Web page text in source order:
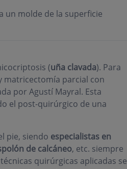
un molde de la superficie
(uña clavada). Para
matricectomía parcial con
por Agustí Mayral. Esta
el post-quirúrgico de una
pie, siendo especialistas en
de calcáneo, etc. siempre
quirúrgicas aplicadas se